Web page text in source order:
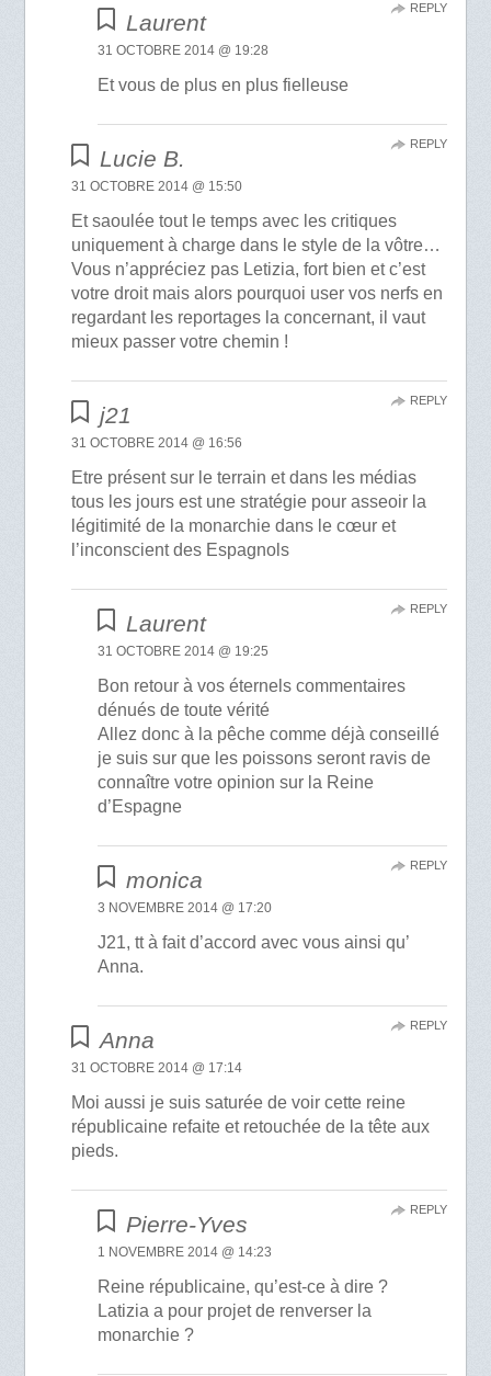
Laurent
31 OCTOBRE 2014 @ 19:28
Et vous de plus en plus fielleuse
REPLY
Lucie B.
31 OCTOBRE 2014 @ 15:50
Et saoulée tout le temps avec les critiques
uniquement à charge dans le style de la vôtre…
Vous n’appréciez pas Letizia, fort bien et c’est
votre droit mais alors pourquoi user vos nerfs en
regardant les reportages la concernant, il vaut
mieux passer votre chemin !
REPLY
j21
31 OCTOBRE 2014 @ 16:56
Etre présent sur le terrain et dans les médias
tous les jours est une stratégie pour asseoir la
légitimité de la monarchie dans le cœur et
l’inconscient des Espagnols
REPLY
Laurent
31 OCTOBRE 2014 @ 19:25
Bon retour à vos éternels commentaires
dénués de toute vérité
Allez donc à la pêche comme déjà conseillé
je suis sur que les poissons seront ravis de
connaître votre opinion sur la Reine
d’Espagne
REPLY
monica
3 NOVEMBRE 2014 @ 17:20
J21, tt à fait d’accord avec vous ainsi qu’
Anna.
REPLY
Anna
31 OCTOBRE 2014 @ 17:14
Moi aussi je suis saturée de voir cette reine
républicaine refaite et retouchée de la tête aux
pieds.
REPLY
Pierre-Yves
1 NOVEMBRE 2014 @ 14:23
Reine républicaine, qu’est-ce à dire ?
Latizia a pour projet de renverser la
monarchie ?
REPLY